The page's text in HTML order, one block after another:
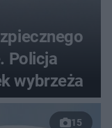
Policja
wybrzeża
15